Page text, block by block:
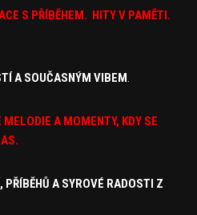
S PŘÍBĚHEM. HITY V PAMĚTI.
A SOUČASNÝM VIBEM.
A MOMENTY, KDY SE
PŘÍBĚHŮ A SYROVÉ RADOSTI Z